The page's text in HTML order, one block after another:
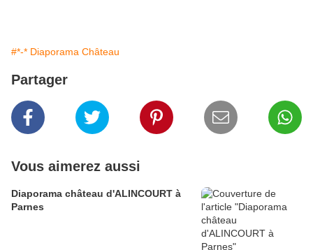
#*-* Diaporama Château
Partager
Vous aimerez aussi
Diaporama château d'ALINCOURT à
Parnes